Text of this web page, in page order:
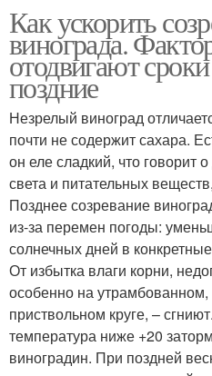
Как ускорить
винограда.
отодвигают
поздние
Незрелый виноград
почти не содержит сахара.
он еле сладкий, что говорит
света и питательных
Позднее созревание
из-за перемен погоды:
солнечных дней в
От избытка влаги корни,
особенно на
приствольном круге, –
температура ниже +20
виноградин. При поздней